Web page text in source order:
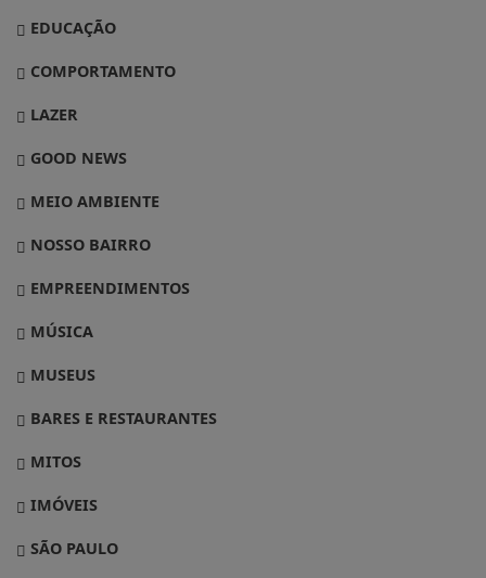
EDUCAÇÃO
COMPORTAMENTO
LAZER
GOOD NEWS
MEIO AMBIENTE
NOSSO BAIRRO
EMPREENDIMENTOS
MÚSICA
MUSEUS
BARES E RESTAURANTES
MITOS
IMÓVEIS
SÃO PAULO